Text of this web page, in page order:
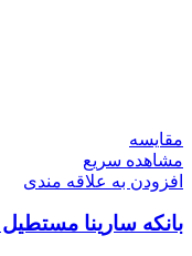
مقایسه
مشاهده سریع
افزودن به علاقه مندی
بانکه سارینا